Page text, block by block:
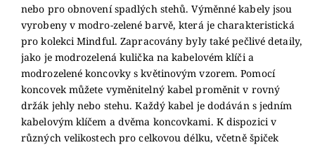
nebo pro obnovení spadlých stehů. Výměnné kabely jsou
vyrobeny v modro-zelené barvě, která je charakteristická
pro kolekci Mindful. Zapracovány byly také pečlivé detaily,
jako je modrozelená kulička na kabelovém klíči a
modrozelené koncovky s květinovým vzorem. Pomocí
koncovek můžete vyměnitelný kabel proměnit v rovný
držák jehly nebo stehu. Každý kabel je dodáván s jedním
kabelovým klíčem a dvěma koncovkami. K dispozici v
různých velikostech pro celkovou délku, včetně špiček